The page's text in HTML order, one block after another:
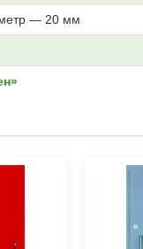
— 20 мм